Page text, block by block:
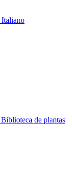
Italiano
Biblioteca de plantas